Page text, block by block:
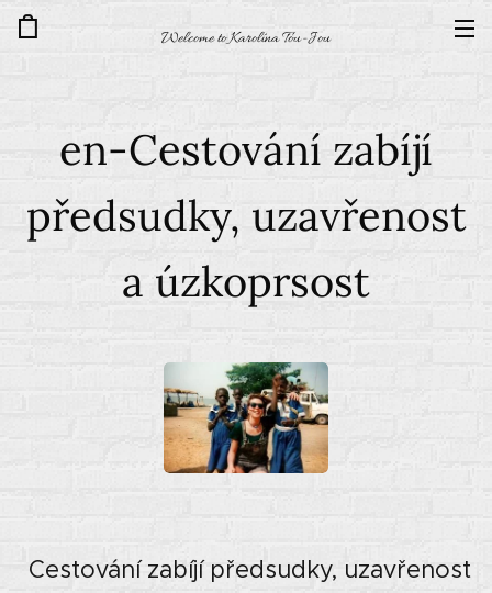
Welcome to Karolína Tou-Jou
en-Cestování zabíjí
předsudky, uzavřenost
a úzkoprsost
Cestování zabíjí předsudky, uzavřenost